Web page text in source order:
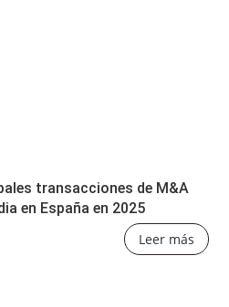
transacciones de M&A
en España en 2025
Leer más